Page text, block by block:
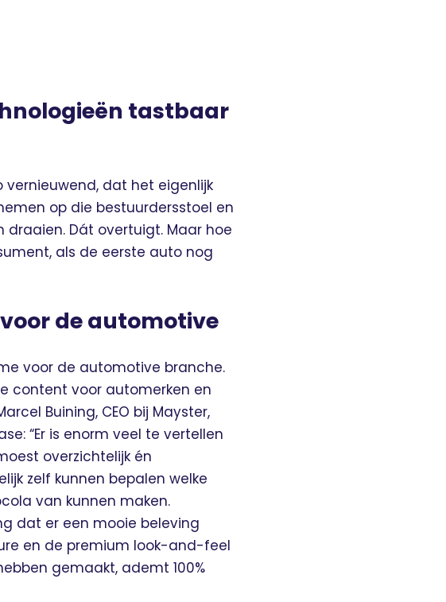
tastbaar
vernieuwend, dat het eigenlijk
op die bestuurdersstoel en
draaien. Dát overtuigt. Maar hoe
als de eerste auto nog
de automotive
voor de automotive branche.
content voor automerken en
Buining, CEO bij Mayster,
“Er is enorm veel te vertellen
overzichtelijk én
zelf kunnen bepalen welke
van kunnen maken.
dat er een mooie beleving
en de premium look-and-feel
gemaakt, ademt 100%